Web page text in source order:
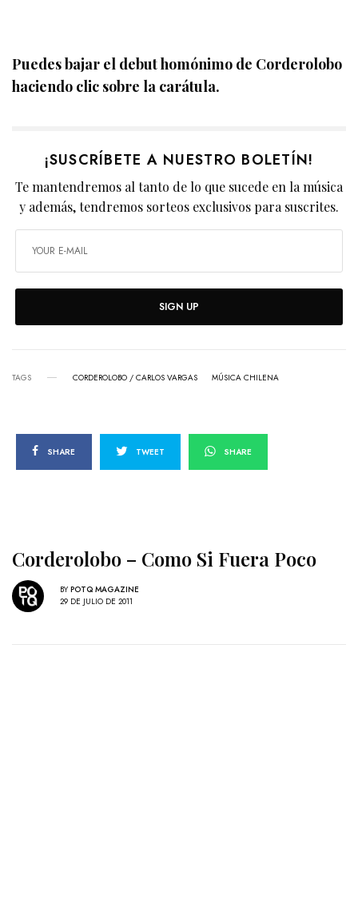
Puedes bajar el debut homónimo de Corderolobo
haciendo clic sobre la carátula.
¡SUSCRÍBETE A NUESTRO BOLETÍN!
Te mantendremos al tanto de lo que sucede en la música
y además, tendremos sorteos exclusivos para suscrites.
SIGN UP
TAGS CORDEROLOBO / CARLOS VARGAS MÚSICA CHILENA
SHARE TWEET SHARE
Corderolobo – Como Si Fuera Poco
BY POTQ MAGAZINE
29 DE JULIO DE 2011